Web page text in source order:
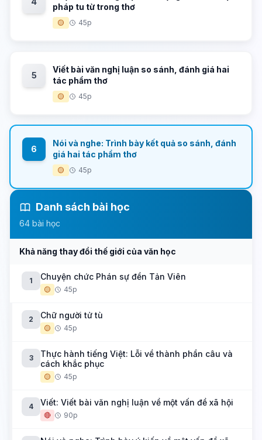
pháp tu từ trong thơ
🟡 45p
5
Viết bài văn nghị luận so sánh, đánh giá hai
tác phẩm thơ
🟡 45p
6
Nói và nghe: Trình bày kết quả so sánh, đánh
giá hai tác phẩm thơ
🟡 45p
Danh sách bài học
64 bài học
Khả năng thay đổi thế giới của văn học
1 Chuyện chức Phán sự đền Tản Viên
🟡 45p
2 Chữ người tử tù
🟡 45p
3
Thực hành tiếng Việt: Lỗi về thành phần câu và
cách khắc phục
🟡 45p
4 Viết: Viết bài văn nghị luận về một vấn đề xã hội
🔴 90p